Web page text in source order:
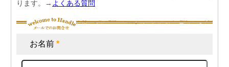
ります。→ よくある質問
お名前 *